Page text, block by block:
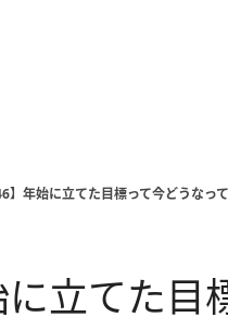
】年始に立てた目標って今どうなっ
に立てた目